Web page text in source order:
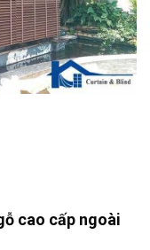
cao cấp ngoài